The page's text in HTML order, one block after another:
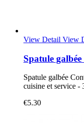
View Detail View
Spatule
Spatule galbée
cuisine et service -
€5.30